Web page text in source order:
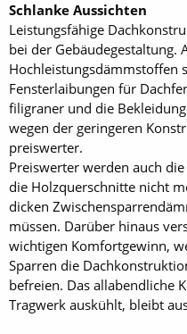
Schlanke Aussichten
Leistungsfähige
bei der Gebäudegestaltung.
Hochleistungsdämmstoffen
Fensterlaibungen für
filigraner und die
wegen der geringeren
preiswerter.
Preiswerter werden auch
die Holzquerschnitte nicht
dicken
müssen. Darüber hinaus
wichtigen Komfortgewinn,
Sparren die
befreien. Das allabendliche
Tragwerk auskühlt, bleibt